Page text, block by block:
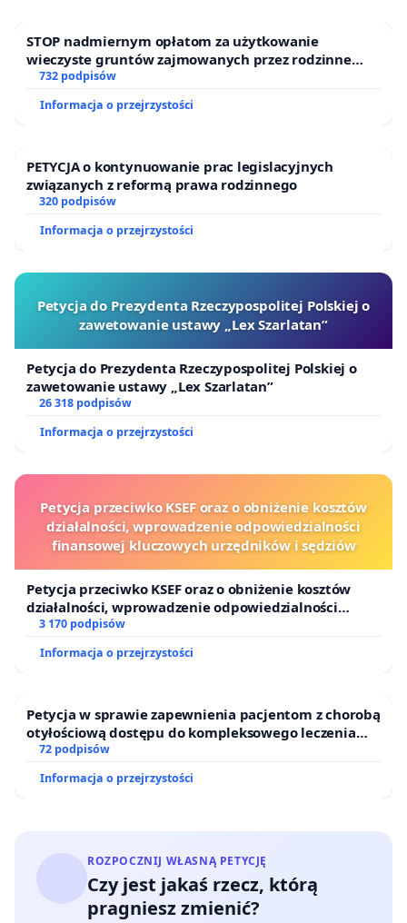
STOP nadmiernym opłatom za użytkowanie
wieczyste gruntów zajmowanych przez rodzinne
ogrody działkowe.
732 podpisów
Informacja o przejrzystości
PETYCJA o kontynuowanie prac legislacyjnych
związanych z reformą prawa rodzinnego
320 podpisów
Informacja o przejrzystości
Petycja do Prezydenta Rzeczypospolitej Polskiej o
zawetowanie ustawy „Lex Szarlatan”
Petycja do Prezydenta Rzeczypospolitej Polskiej o
zawetowanie ustawy „Lex Szarlatan”
26 318 podpisów
Informacja o przejrzystości
Petycja przeciwko KSEF oraz o obniżenie kosztów
działalności, wprowadzenie odpowiedzialności
finansowej kluczowych urzędników i sędziów
Petycja przeciwko KSEF oraz o obniżenie kosztów
działalności, wprowadzenie odpowiedzialności
finansowej kluczowych urzędników i sędziów
3 170 podpisów
Informacja o przejrzystości
Petycja w sprawie zapewnienia pacjentom z chorobą
otyłościową dostępu do kompleksowego leczenia
oraz programów profilaktycznych.
72 podpisów
Informacja o przejrzystości
ROZPOCZNIJ WŁASNĄ PETYCJĘ
Czy jest jakaś rzecz, którą
pragniesz zmienić?